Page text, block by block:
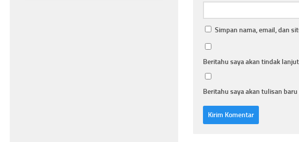
Simpan nama, email, dan
Beritahu saya akan tindak
Beritahu saya akan tulisan